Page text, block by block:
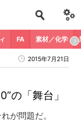
FA 素材／化学
2015年7月21日
の「舞台」
が問題だ。